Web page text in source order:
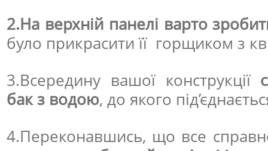
2.На верхній панелі варто
було прикрасити її горщиком з
3.Всередину вашої конструкції
бак з водою, до якого
4.Переконавшись, що все